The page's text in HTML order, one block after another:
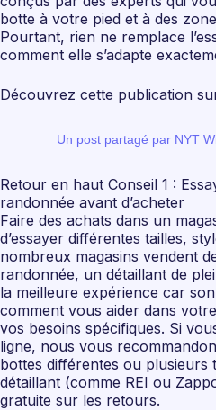
botte à votre pied et à des
Pourtant, rien ne remplace
comment elle s’adapte
Découvrez cette publication
Un post partagé par NYT
Retour en haut Conseil 1 :
randonnée avant d’acheter
Faire des achats dans un
d’essayer différentes tailles,
nombreux magasins vendent
randonnée, un détaillant de
la meilleure expérience car
comment vous aider dans
vos besoins spécifiques. Si
ligne, nous vous
bottes différentes ou plusieurs
détaillant (comme REI ou
gratuite sur les retours.